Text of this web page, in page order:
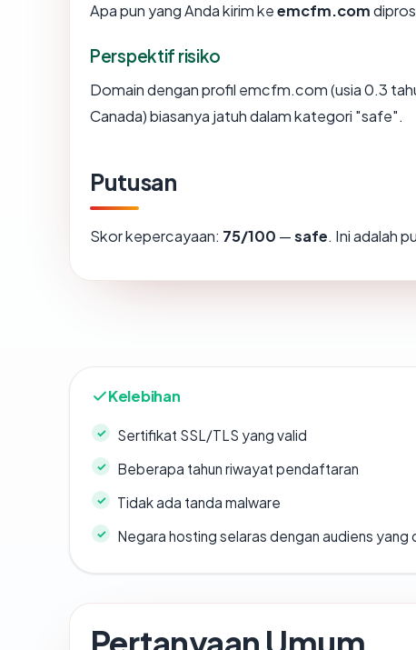
Apa pun yang Anda kirim keemcfm.com
Perspektif risiko
Domain dengan profil emcfm.com (usia 0.3
Canada) biasanya jatuh dalam kategori "safe".
Putusan
Skor kepercayaan: 75/100 —safe. Ini adalah
Kelebihan
Sertifikat SSL/TLS yang valid
Beberapa tahun riwayat pendaftaran
Tidak ada tanda malware
Negara hosting selaras dengan audiens yang